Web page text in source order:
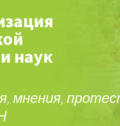
наук
мнения,